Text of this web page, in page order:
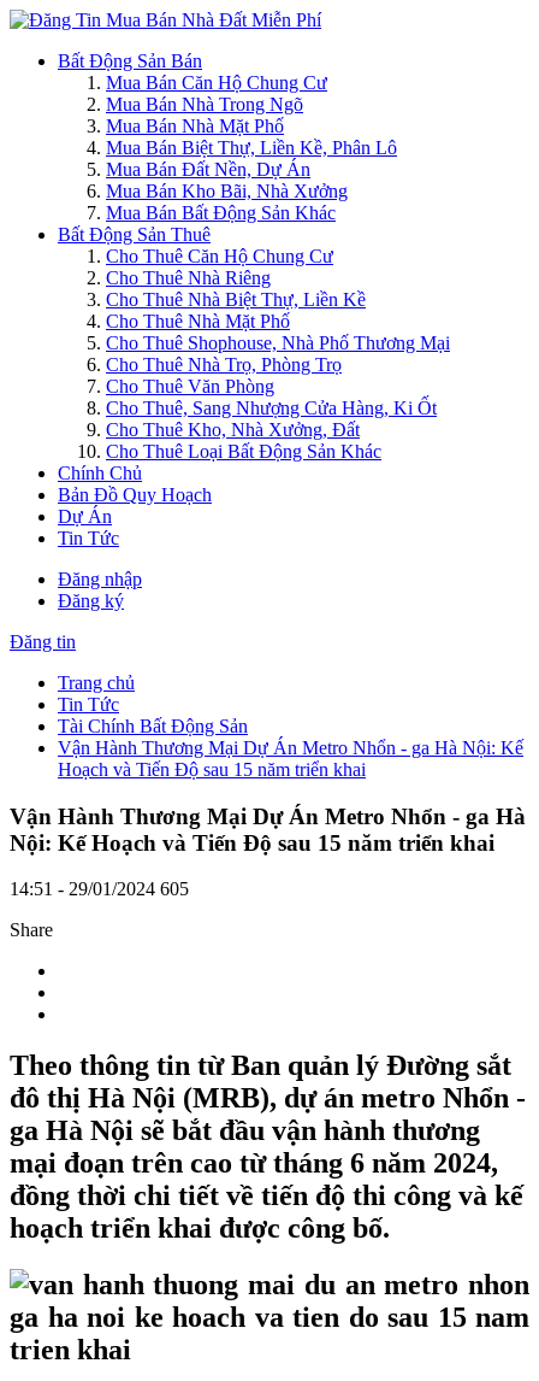
Bất Động Sản Bán
Mua Bán Căn Hộ Chung Cư
Mua Bán Nhà Trong Ngõ
Mua Bán Nhà Mặt Phố
Mua Bán Biệt Thự, Liền Kề, Phân Lô
Mua Bán Đất Nền, Dự Án
Mua Bán Kho Bãi, Nhà Xưởng
Mua Bán Bất Động Sản Khác
Bất Động Sản Thuê
Cho Thuê Căn Hộ Chung Cư
Cho Thuê Nhà Riêng
Cho Thuê Nhà Biệt Thự, Liền Kề
Cho Thuê Nhà Mặt Phố
Cho Thuê Shophouse, Nhà Phố Thương Mại
Cho Thuê Nhà Trọ, Phòng Trọ
Cho Thuê Văn Phòng
Cho Thuê, Sang Nhượng Cửa Hàng, Ki Ốt
Cho Thuê Kho, Nhà Xưởng, Đất
Cho Thuê Loại Bất Động Sản Khác
Chính Chủ
Bản Đồ Quy Hoạch
Dự Án
Tin Tức
Đăng nhập
Đăng ký
Đăng tin
Trang chủ
Tin Tức
Tài Chính Bất Động Sản
Vận Hành Thương Mại Dự Án Metro Nhổn - ga Hà Nội: Kế
Hoạch và Tiến Độ sau 15 năm triển khai
Vận Hành Thương Mại Dự Án Metro Nhổn - ga Hà
Nội: Kế Hoạch và Tiến Độ sau 15 năm triển khai
14:51 - 29/01/2024 605
Share
Theo thông tin từ Ban quản lý Đường sắt
đô thị Hà Nội (MRB), dự án metro Nhổn -
ga Hà Nội sẽ bắt đầu vận hành thương
mại đoạn trên cao từ tháng 6 năm 2024,
đồng thời chi tiết về tiến độ thi công và kế
hoạch triển khai được công bố.